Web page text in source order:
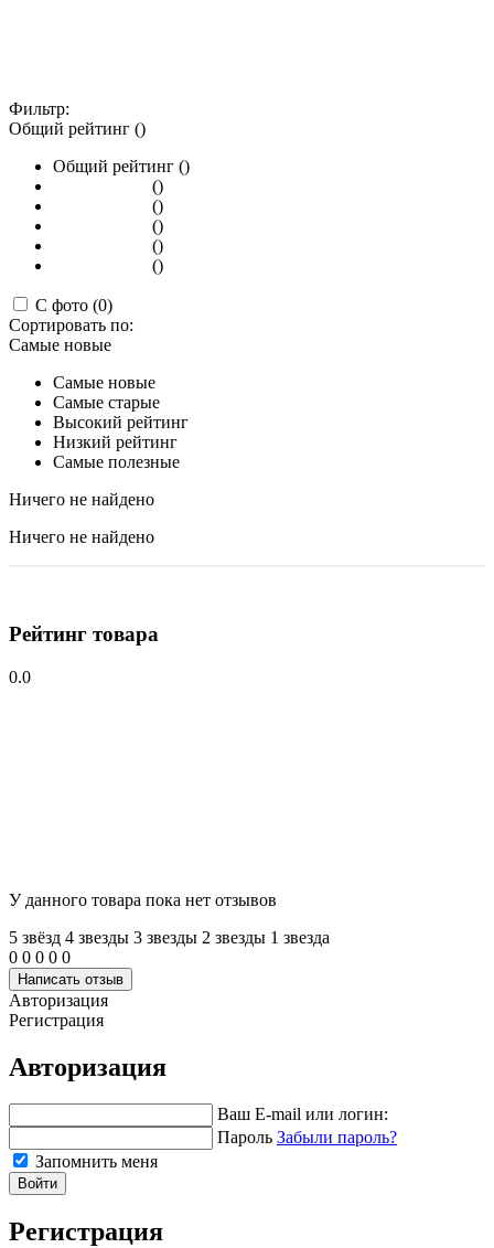
Фильтр:
Общий рейтинг ()
Общий рейтинг ()
()
()
()
()
()
С фото (0)
Сортировать по:
Самые новые
Самые новые
Самые старые
Высокий рейтинг
Низкий рейтинг
Самые полезные
Ничего не найдено
Ничего не найдено
Рейтинг товара
0.0
У данного товара пока нет отзывов
5 звёзд 4 звeзды 3 звeзды 2 звeзды 1 звeзда
0 0 0 0 0
Написать отзыв
Авторизация
Регистрация
Авторизация
Ваш E-mail или логин:
Пароль Забыли пароль?
Запомнить меня
Войти
Регистрация